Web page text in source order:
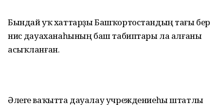
Бындай уҡ хаттарҙы Башҡортостандың тағы бер
нисә дауаханаһының баш табиптары ла алғаны
асыҡланған.
Әлеге ваҡытта дауалау учреждениеһы штатлы